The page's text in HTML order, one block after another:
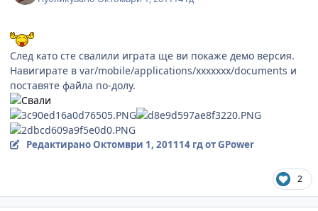
След като сте свалили играта ще ви покаже демо версия.
Навигирате в var/mobile/applications/xxxxxxx/documents и
поставяте файла по-долу.
РедактираноОктомври 1, 201114 гдот GPower
2